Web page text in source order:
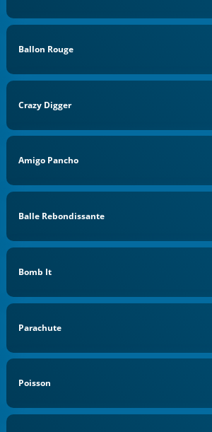
Ballon Rouge
Crazy Digger
Amigo Pancho
Balle Rebondissante
Bomb It
Parachute
Poisson